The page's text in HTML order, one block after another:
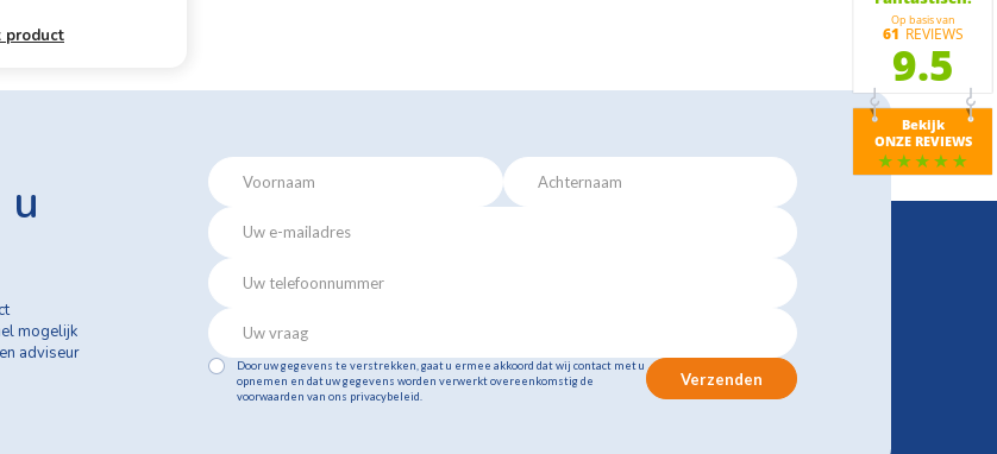
product
mogelijk
adviseur
Door uw gegevens te verstrekken, gaat u ermee akkoord dat wij contact met u
opnemen en dat uw gegevens worden verwerkt overeenkomstig de
voorwaarden van ons privacybeleid.
Verzenden